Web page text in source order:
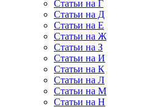
Статьи на Г
Статьи на Д
Статьи на Е
Статьи на Ж
Статьи на З
Статьи на И
Статьи на К
Статьи на Л
Статьи на М
Статьи на Н